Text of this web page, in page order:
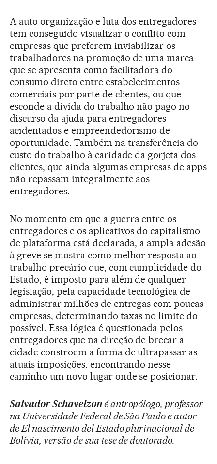
A auto organização e luta dos entregadores
tem conseguido visualizar o conflito com
empresas que preferem inviabilizar os
trabalhadores na promoção de uma marca
que se apresenta como facilitadora do
consumo direto entre estabelecimentos
comerciais por parte de clientes, ou que
esconde a dívida do trabalho não pago no
discurso da ajuda para entregadores
acidentados e empreendedorismo de
oportunidade. Também na transferência do
custo do trabalho à caridade da gorjeta dos
clientes, que ainda algumas empresas de apps
não repassam integralmente aos
entregadores.
No momento em que a guerra entre os
entregadores e os aplicativos do capitalismo
de plataforma está declarada, a ampla adesão
à greve se mostra como melhor resposta ao
trabalho precário que, com cumplicidade do
Estado, é imposto para além de qualquer
legislação, pela capacidade tecnológica de
administrar milhões de entregas com poucas
empresas, determinando taxas no limite do
possível. Essa lógica é questionada pelos
entregadores que na direção de brecar a
cidade constroem a forma de ultrapassar as
atuais imposições, encontrando nesse
caminho um novo lugar onde se posicionar.
Salvador Schavelzoné antropólogo, professor
na Universidade Federal de São Paulo e autor
de El nascimento del Estado plurinacional de
Bolívia, versão de sua tese de doutorado.